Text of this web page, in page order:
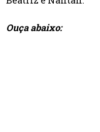
Ouça abaixo: